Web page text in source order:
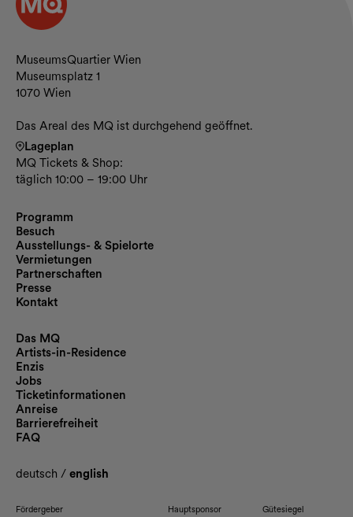
Kontakt und Öffnungszeiten
MuseumsQuartier Wien
Museumsplatz 1
1070 Wien
Das Areal des MQ ist durchgehend geöffnet.
Lageplan
MQ Tickets & Shop:
täglich 10:00 – 19:00 Uhr
Programm
Besuch
Ausstellungs- & Spielorte
Vermietungen
Partnerschaften
Presse
Kontakt
Das MQ
Artists-in-Residence
Enzis
Jobs
Ticketinformationen
Anreise
Barrierefreiheit
FAQ
deutsch / english
Fördergeber Hauptsponsor Gütesiegel